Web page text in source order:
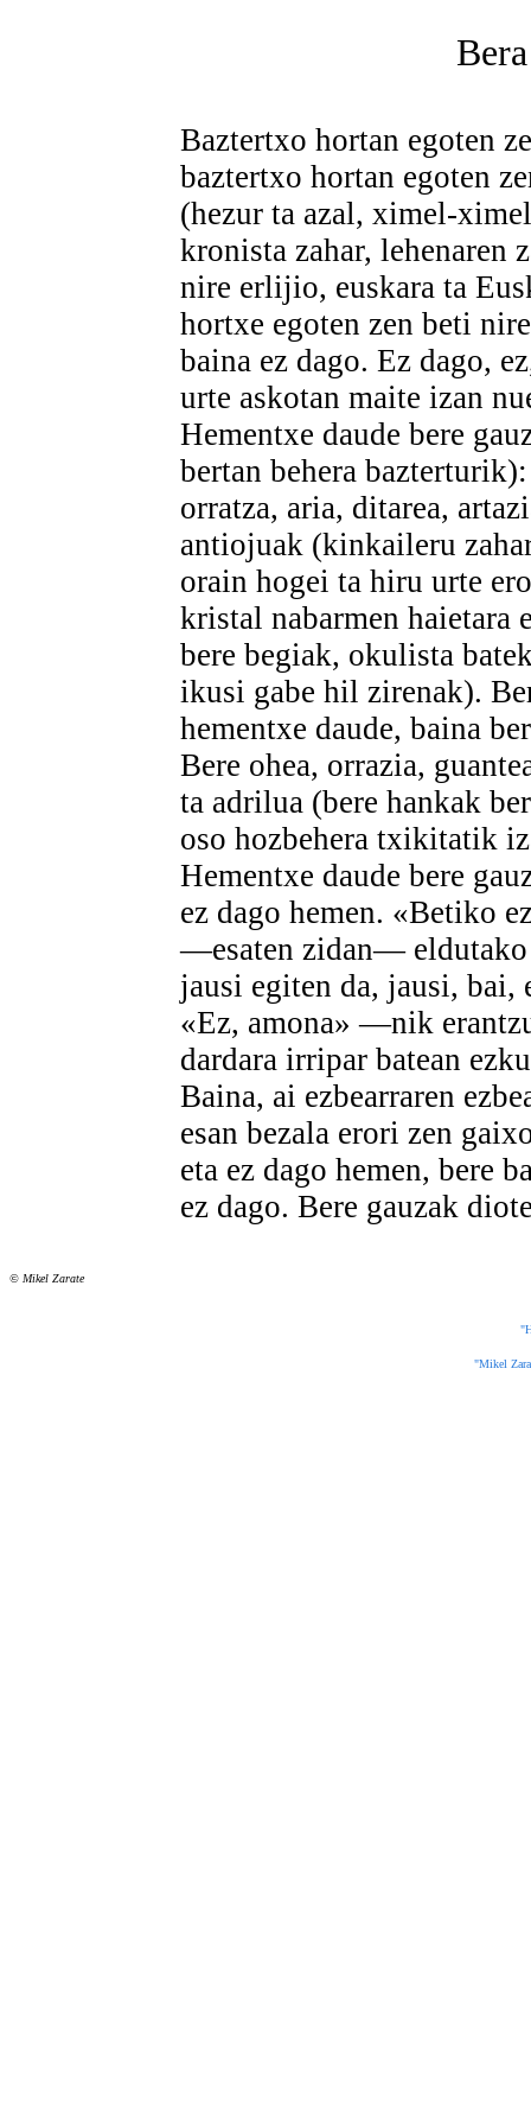
Baztertxo hortan egoten
baztertxo hortan egoten
(hezur ta azal, ximel-
kronista zahar, lehenaren
nire erlijio, euskara ta
hortxe egoten zen beti
baina ez dago. Ez dago,
urte askotan maite izan
Hementxe daude bere
bertan behera
orratza, aria, ditarea,
antiojuak (kinkaileru
orain hogei ta hiru urte
kristal nabarmen haietara
bere begiak, okulista
ikusi gabe hil zirenak).
hementxe daude, baina
Bere ohea, orrazia,
ta adrilua (bere hankak
oso hozbehera txikitatik
Hementxe daude bere
ez dago hemen. «Betiko
—esaten zidan— eldutako
jausi egiten da, jausi, bai,
«Ez, amona» —nik
dardara irripar batean
Baina, ai ezbearraren
esan bezala erori zen
eta ez dago hemen, bere
ez dago. Bere gauzak
© Mikel Zarate
"Mikel